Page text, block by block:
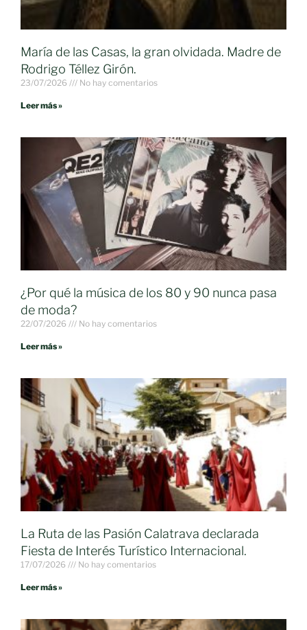
María de las Casas, la gran olvidada. Madre de
Rodrigo Téllez Girón.
23/07/2026 No hay comentarios
Leer más »
¿Por qué la música de los 80 y 90 nunca pasa
de moda?
22/07/2026 No hay comentarios
Leer más »
La Ruta de las Pasión Calatrava declarada
Fiesta de Interés Turístico Internacional.
17/07/2026 No hay comentarios
Leer más »